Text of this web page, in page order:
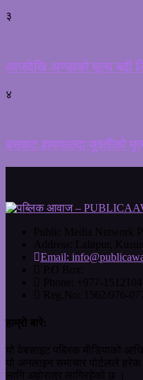
३
आजदेखि अण्डाको मूल्य बढी
४
बसबाट हामफाल्दा युवतीको
Email: